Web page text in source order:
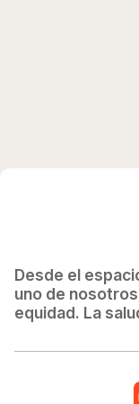
Desde el
uno de
equidad. La